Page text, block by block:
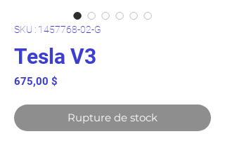
SKU : 1457768-02-G
Tesla V3
675,00 $
Rupture de stock